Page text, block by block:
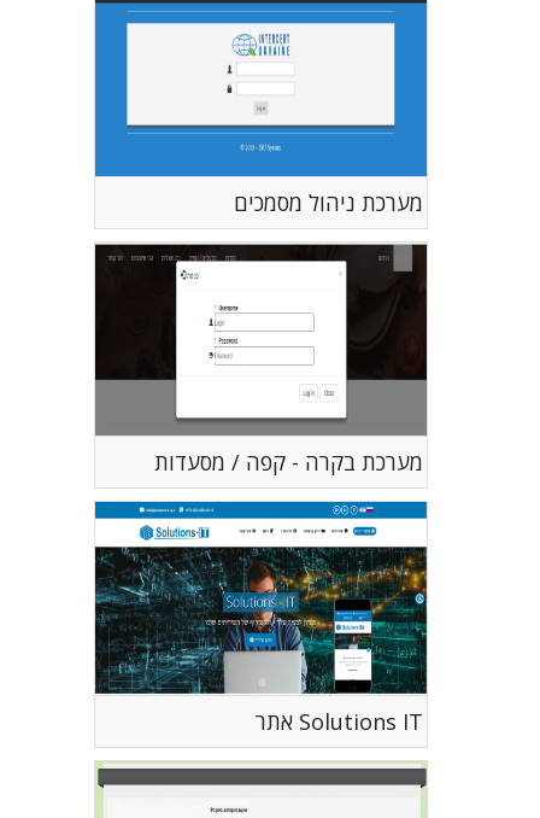
מערכת ניהול מסמכים
מערכת בקרה - קפה / מסעדות
Solutions IT אתר